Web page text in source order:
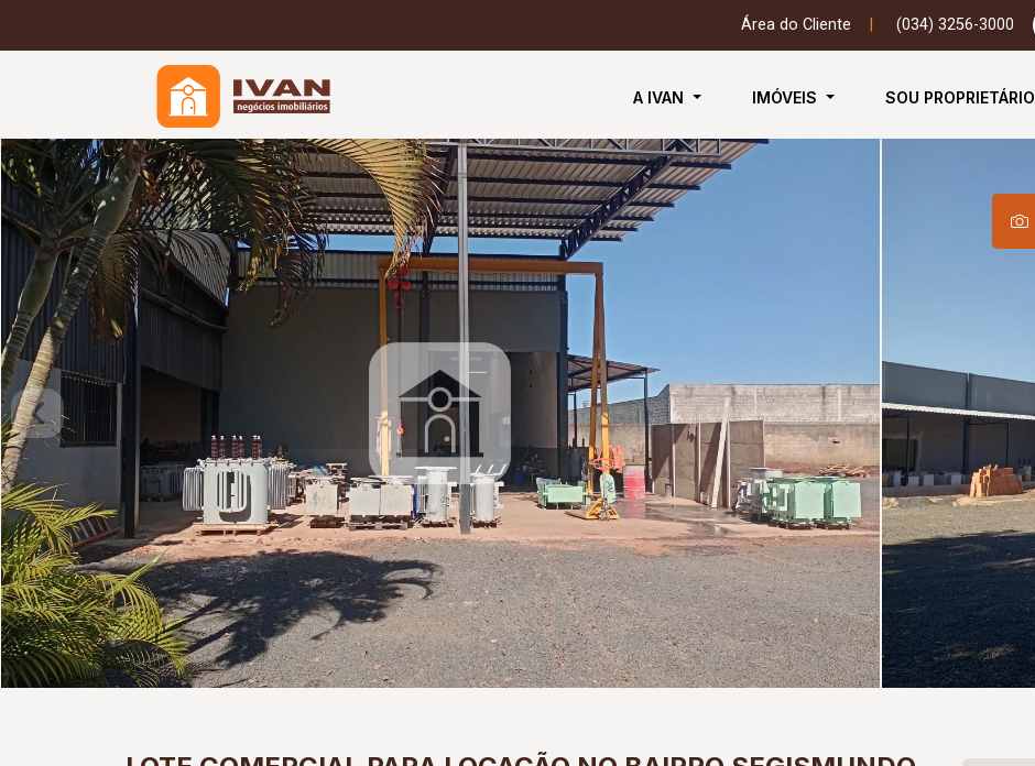
Área do Cliente (034) 3256-3000
A IVAN IMÓVEIS SOU PROPRIETÁRIO